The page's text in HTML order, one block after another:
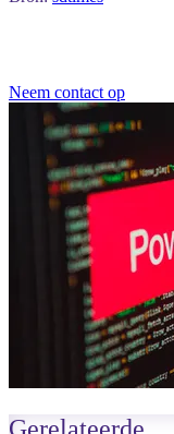
Neem contact op
Gerelateerde